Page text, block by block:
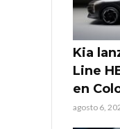
Kia
Line
en
agosto 6,